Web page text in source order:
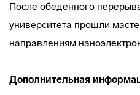
После обеденного
университета прошли
направлениям
Дополнительная